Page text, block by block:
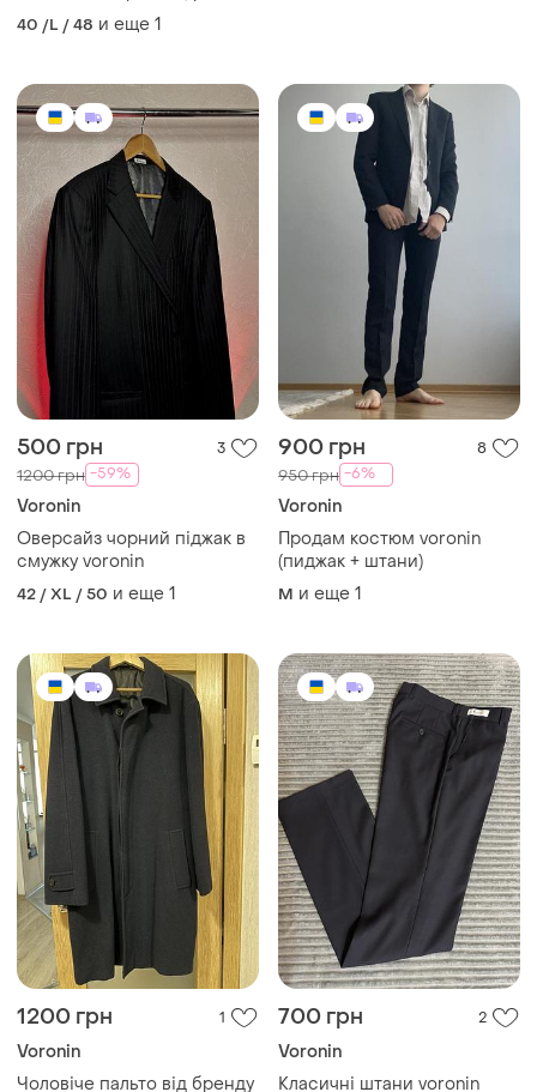
40 /L / 48 и еще 1
500 грн 3
1200 грн -59%
Voronin
Оверсайз чорний піджак в
смужку voronin
42 / XL / 50 и еще 1
900 грн 8
950 грн -6%
Voronin
Продам костюм voronin
(пиджак + штани)
M и еще 1
1200 грн 1
Voronin
Чоловіче пальто від бренду
700 грн 2
Voronin
Класичні штани voronin